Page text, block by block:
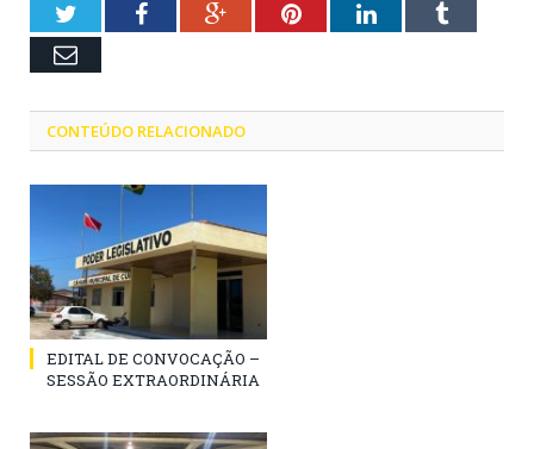
TwitterFacebookGoogle+PinterestLinkedInTumblr
Email
CONTEÚDO RELACIONADO
EDITAL DE CONVOCAÇÃO –
SESSÃO EXTRAORDINÁRIA